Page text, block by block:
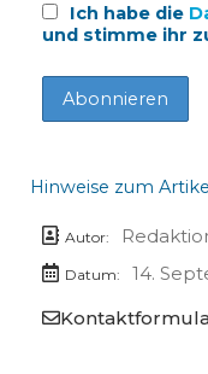
Ich habe die
und stimme ihr
Hinweise zum
Autor:
Datum:
14.